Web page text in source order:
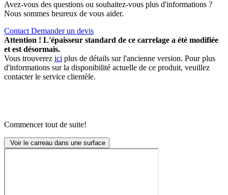
Avez-vous des questions ou souhaitez-vous plus d'informations ?
Nous sommes heureux de vous aider.
Contact Demander un devis
Attention ! L'épaisseur standard de ce carrelage a été modifiée
et est désormais.
Vous trouverez ici plus de détails sur l'ancienne version. Pour plus
d'informations sur la disponibilité actuelle de ce produit, veuillez
contacter le service clientèle.
Commencer tout de suite!
Voir le carreau dans une surface